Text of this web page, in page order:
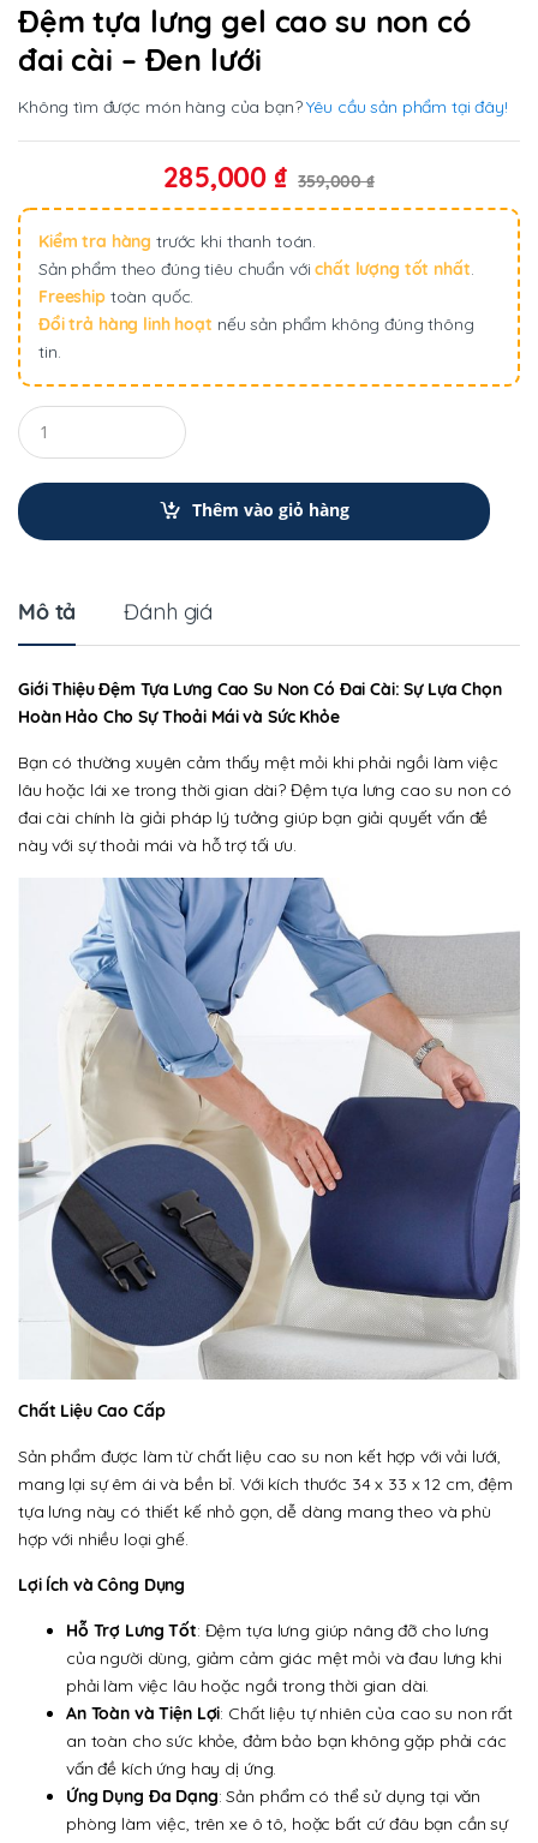
Đệm tựa lưng gel cao su non có
đai cài – Đen lưới
Không tìm được món hàng của bạn?Yêu cầu sản phẩm tại đây!
285,000 ₫ 359,000₫
Kiểm tra hàng trước khi thanh toán.
Sản phẩm theo đúng tiêu chuẩn vớichất lượng tốt nhất.
Freeshiptoàn quốc.
Đổi trả hàng linh hoạt nếu sản phẩm không đúng thông
tin.
Q
u
a
t
i
Thêm vào giỏ hàng
Mô tả Đánh giá
Giới Thiệu Đệm Tựa Lưng Cao Su Non Có Đai Cài: Sự Lựa Chọn
Hoàn Hảo Cho Sự Thoải Mái và Sức Khỏe
Bạn có thường xuyên cảm thấy mệt mỏi khi phải ngồi làm việc
lâu hoặc lái xe trong thời gian dài? Đệm tựa lưng cao su non có
đai cài chính là giải pháp lý tưởng giúp bạn giải quyết vấn đề
này với sự thoải mái và hỗ trợ tối ưu.
Chất Liệu Cao Cấp
Sản phẩm được làm từ chất liệu cao su non kết hợp với vải lưới,
mang lại sự êm ái và bền bỉ. Với kích thước 34 x 33 x 12 cm, đệm
tựa lưng này có thiết kế nhỏ gọn, dễ dàng mang theo và phù
hợp với nhiều loại ghế.
Lợi Ích và Công Dụng
Hỗ Trợ Lưng Tốt: Đệm tựa lưng giúp nâng đỡ cho lưng
của người dùng, giảm cảm giác mệt mỏi và đau lưng khi
phải làm việc lâu hoặc ngồi trong thời gian dài.
An Toàn và Tiện Lợi: Chất liệu tự nhiên của cao su non rất
an toàn cho sức khỏe, đảm bảo bạn không gặp phải các
vấn đề kích ứng hay dị ứng.
Ứng Dụng Đa Dạng: Sản phẩm có thể sử dụng tại văn
phòng làm việc, trên xe ô tô, hoặc bất cứ đâu bạn cần sự